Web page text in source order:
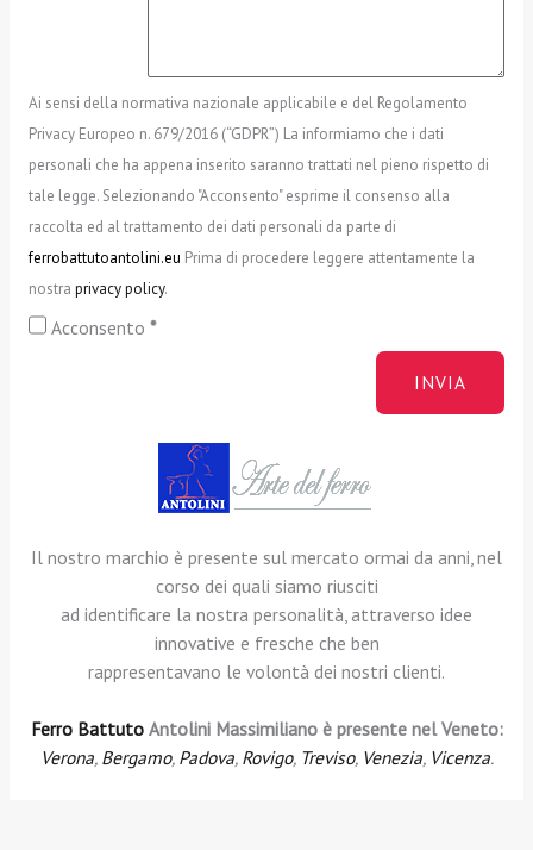
Ai sensi della normativa nazionale applicabile e del Regolamento
Privacy Europeo n. 679/2016 (“GDPR”) La informiamo che i dati
personali che ha appena inserito saranno trattati nel pieno rispetto di
tale legge. Selezionando "Acconsento" esprime il consenso alla
raccolta ed al trattamento dei dati personali da parte di
ferrobattutoantolini.eu Prima di procedere leggere attentamente la
nostra privacy policy.
Acconsento*
INVIA
Il nostro marchio è presente sul mercato ormai da anni, nel
corso dei quali siamo riusciti
ad identificare la nostra personalità, attraverso idee
innovative e fresche che ben
rappresentavano le volontà dei nostri clienti.
Ferro BattutoAntolini Massimiliano è presente nel Veneto:
Verona, Bergamo, Padova, Rovigo, Treviso, Venezia, Vicenza.